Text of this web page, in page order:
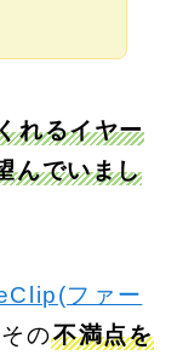
れるイヤー
んでいまし
ファー
の不満点を